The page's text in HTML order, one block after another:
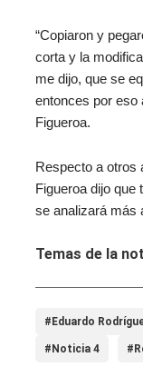
“Copiaron y
corta y la
me dijo, que se
entonces por eso
Figueroa.
Respecto a otros
Figueroa dijo
se analizará más
Temas de la
#Eduardo
#Noticia 4